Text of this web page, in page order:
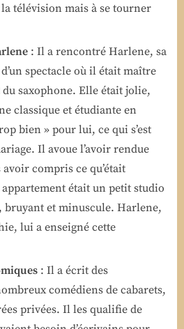
télévision mais à se tourner
: Il a rencontré Harlene, sa
spectacle où il était maître
saxophone. Elle était jolie,
classique et étudiante en
bien » pour lui, ce qui s’est
Il avoue l’avoir rendue
compris ce qu’était
était un petit studio
bruyant et minuscule. Harlene,
lui a enseigné cette
: Il a écrit des
comédiens de cabarets,
privées. Il les qualifie de